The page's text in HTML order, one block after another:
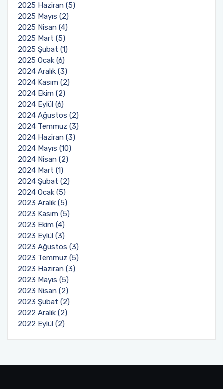
2025 Haziran (5)
2025 Mayıs (2)
2025 Nisan (4)
2025 Mart (5)
2025 Şubat (1)
2025 Ocak (6)
2024 Aralık (3)
2024 Kasım (2)
2024 Ekim (2)
2024 Eylül (6)
2024 Ağustos (2)
2024 Temmuz (3)
2024 Haziran (3)
2024 Mayıs (10)
2024 Nisan (2)
2024 Mart (1)
2024 Şubat (2)
2024 Ocak (5)
2023 Aralık (5)
2023 Kasım (5)
2023 Ekim (4)
2023 Eylül (3)
2023 Ağustos (3)
2023 Temmuz (5)
2023 Haziran (3)
2023 Mayıs (5)
2023 Nisan (2)
2023 Şubat (2)
2022 Aralık (2)
2022 Eylül (2)